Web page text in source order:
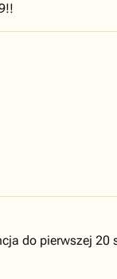
do pierwszej 20